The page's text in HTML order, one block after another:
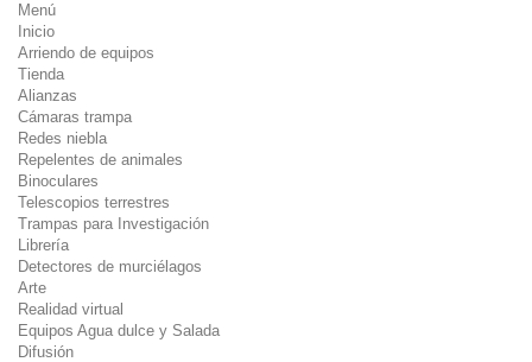
Menú
Inicio
Arriendo de equipos
Tienda
Alianzas
Cámaras trampa
Redes niebla
Repelentes de animales
Binoculares
Telescopios terrestres
Trampas para Investigación
Librería
Detectores de murciélagos
Arte
Realidad virtual
Equipos Agua dulce y Salada
Difusión